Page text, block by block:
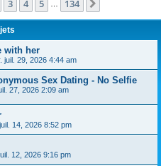
134
3 4 5 134
with her
juil. 29, 2026 4:44 am
Sex Dating - No Selfie
27, 2026 2:09 am
14, 2026 8:52 pm
12, 2026 9:16 pm